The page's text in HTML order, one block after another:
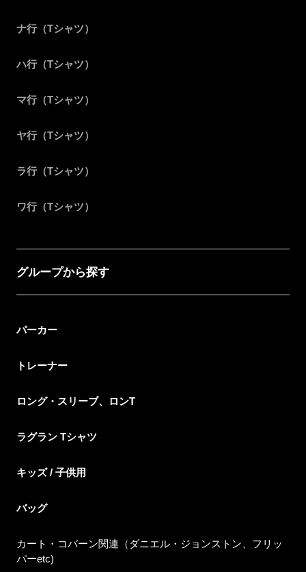
ナ行（Tシャツ）
ハ行（Tシャツ）
マ行（Tシャツ）
ヤ行（Tシャツ）
ラ行（Tシャツ）
ワ行（Tシャツ）
グループから探す
パーカー
トレーナー
ロング・スリーブ、ロンT
ラグラン Tシャツ
キッズ / 子供用
バッグ
カート・コバーン関連（ダニエル・ジョンストン、フリッ
パーetc)